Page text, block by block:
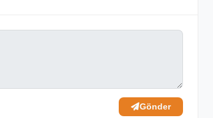
Gönder